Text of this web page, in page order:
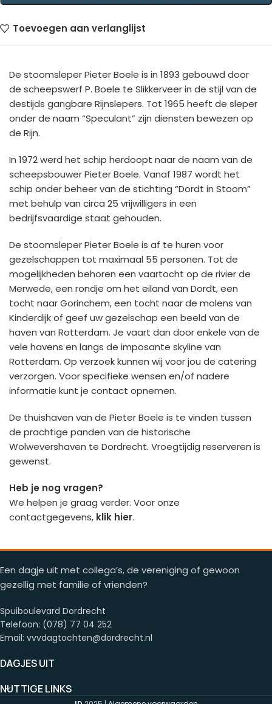
Toevoegen aan verlanglijst
De stoomsleper Pieter Boele is in 1893 gebouwd door
de scheepswerf P. Boele te Slikkerveer in de stijl van de
destijds gangbare Rijnslepers. Tot 1965 heeft de sleper
onder de naam “Speculant” zijn diensten bewezen op
de Rijn.
In 1972 werd het schip herdoopt naar de naam van de
scheepsbouwer Pieter Boele. Vanaf 1987 wordt het
schip onder beheer van de stichting “Dordt in Stoom”
met behulp van circa 25 vrijwilligers in een
bedrijfsvaardige staat gehouden.
De stoomsleper Pieter Boele is af te huren voor
gezelschappen tot maximaal 55 personen. Tot de
mogelijkheden behoren een vaartocht op de rivier de
Merwede, een rondje om het eiland van Dordt,een
tocht naar Gorinchem,een tocht naar de molens van
Kinderdijk of geef uw gezelschap een beeld van de
haven van Rotterdam. Je vaart dan door enkele van de
vele havens en langs de imposante skyline van
Rotterdam. Op verzoek kunnen wij voor jou de catering
verzorgen. Voor specifieke wensen en/of nadere
informatie kunt je contact opnemen.
De thuishaven van de Pieter Boele is te vinden tussen
de prachtige panden van de historische
Wolwevershaven te Dordrecht. Vroegtijdig reserveren is
gewenst.
Heb je nog vragen?
We helpen je graag verder. Voor onze
contactgegevens, klik hier.
Een dagje uit met collega’s, de vereniging of gewoon
gezellig met familie of vrienden?
Spuiboulevard Dordrecht
Telefoon: (078) 77 04 252
Email: vvvdagtochten@dordrecht.nl
DAGJES UIT
NUTTIGE LINKS